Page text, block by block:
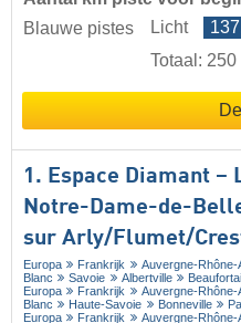
Blauwe pistes
Licht
Totaal: 250
1. Espace Diamant –
Notre-Dame-de-
sur Arly/​Flumet/​
Europa Frankrijk Auvergne-Rhône-
Blanc
Savoie Albertville
Europa
Frankrijk Auvergne-Rhône-
Blanc
Haute-Savoie Bonneville
Europa
Frankrijk Auvergne-Rhône-